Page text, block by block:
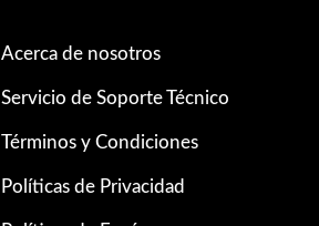
Acerca de nosotros
Servicio de Soporte Técnico
Términos y Condiciones
Políticas de Privacidad